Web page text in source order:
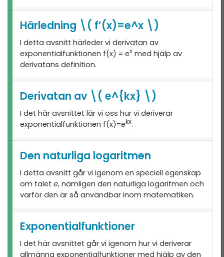
Härledning \( f’(x)=e^x \)
I detta avsnitt härleder vi derivatan av
exponentialfunktionen f(x) = ex med hjälp av
derivatans definition.
Derivatan av \( e^{kx} \)
I det här avsnittet lär vi oss hur vi deriverar
exponentialfunktionen f(x)=ekx.
Den naturliga logaritmen
I detta avsnitt går vi igenom en speciell egenskap
om talet e, nämligen den naturliga logaritmen och
varför den är så användbar inom matematiken.
Exponentialfunktioner
I det här avsnittet går vi igenom hur vi deriverar
allmänna exponentialfunktioner med hjälp av den